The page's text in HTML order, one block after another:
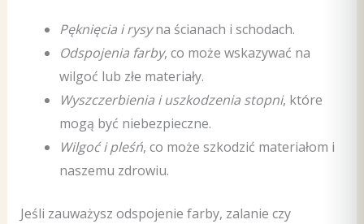
Pęknięcia i rysyna ścianach i schodach.
Odspojenia farby, co może wskazywać na
wilgoć lub złe materiały.
Wyszczerbienia i uszkodzenia stopni, które
mogą być niebezpieczne.
Wilgoć i pleśń, co może szkodzić materiałom i
naszemu zdrowiu.
Jeśli zauważysz odspojenie farby, zalanie czy